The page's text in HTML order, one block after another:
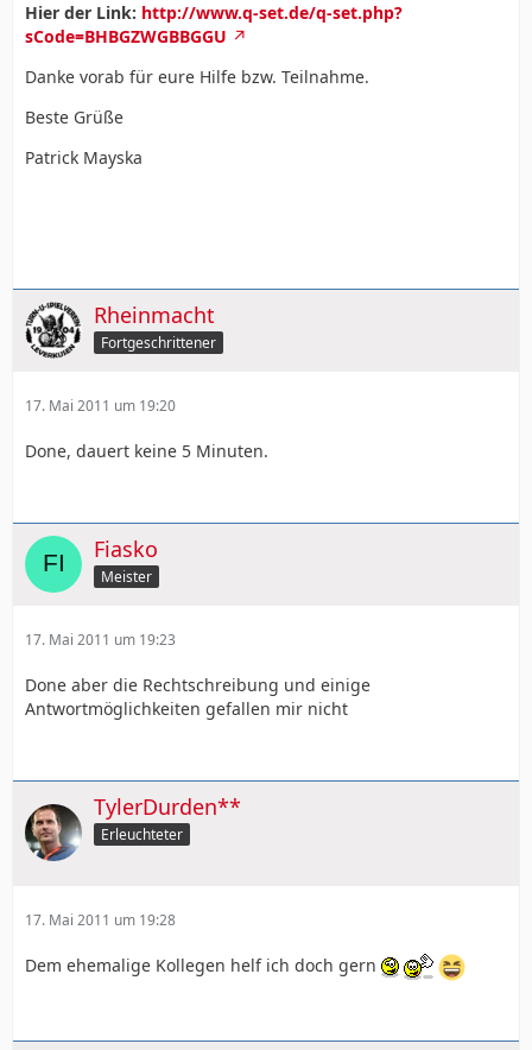
Hier der Link: http://www.q-set.de/q-set.php?
sCode=BHBGZWGBBGGU
Danke vorab für eure Hilfe bzw. Teilnahme.
Beste Grüße
Patrick Mayska
Rheinmacht
Fortgeschrittener
17. Mai 2011 um 19:20
Done, dauert keine 5 Minuten.
Fiasko
Meister
17. Mai 2011 um 19:23
Done aber die Rechtschreibung und einige
Antwortmöglichkeiten gefallen mir nicht
TylerDurden**
Erleuchteter
17. Mai 2011 um 19:28
Dem ehemalige Kollegen helf ich doch gern